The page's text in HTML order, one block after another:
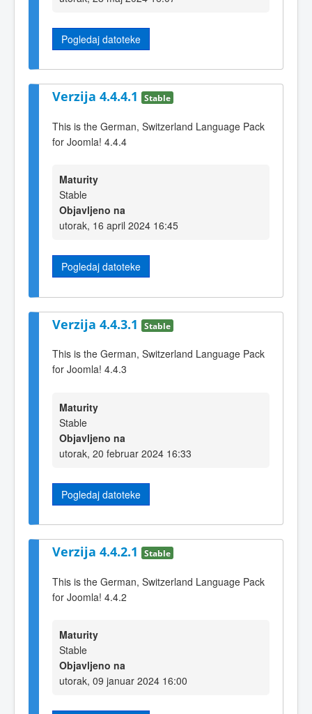
Pogledaj datoteke
Verzija 4.4.4.1 Stable
This is the German, Switzerland Language Pack
for Joomla! 4.4.4
Maturity
Stable
Objavljeno na
utorak, 16 april 2024 16:45
Pogledaj datoteke
Verzija 4.4.3.1 Stable
This is the German, Switzerland Language Pack
for Joomla! 4.4.3
Maturity
Stable
Objavljeno na
utorak, 20 februar 2024 16:33
Pogledaj datoteke
Verzija 4.4.2.1 Stable
This is the German, Switzerland Language Pack
for Joomla! 4.4.2
Maturity
Stable
Objavljeno na
utorak, 09 januar 2024 16:00